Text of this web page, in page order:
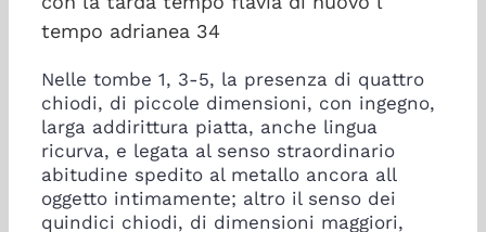
tempo adrianea 34
Nelle tombe 1, 3-5, la presenza di quattro
chiodi, di piccole dimensioni, con ingegno,
larga addirittura piatta, anche lingua
ricurva, e legata al senso straordinario
abitudine spedito al metallo ancora all
oggetto intimamente; altro il senso dei
quindici chiodi, di dimensioni maggiori,